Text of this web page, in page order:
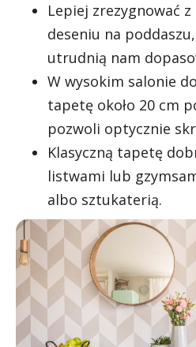
Lepiej zrezygnować
deseniu na
utrudnią nam
W wysokim salonie
tapetę około 20 cm
pozwoli optycznie
Klasyczną tapetę
listwami lub
albo sztukaterią.